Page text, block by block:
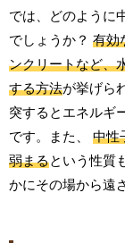
では、どのように
でしょうか？有効
ンクリートなど、
する方法が挙げら
突するとエネルギ
です。また、中性
弱まるという性質
かにその場から遠